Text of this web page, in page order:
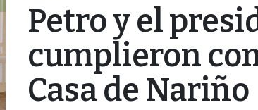
Petro y el
cumplieron
Casa de Nariño